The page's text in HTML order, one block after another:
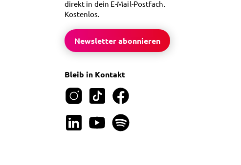
direkt in dein E-Mail-Postfach.
Kostenlos.
Newsletter abonnieren
Bleib in Kontakt